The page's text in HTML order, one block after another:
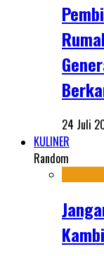
24 Juli
KULINER
Random